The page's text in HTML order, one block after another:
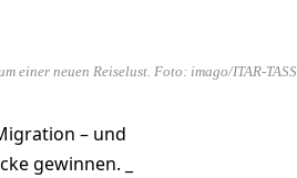
einer neuen Reiselust. Foto: imago/ITAR-TASS
– und
gewinnen. _